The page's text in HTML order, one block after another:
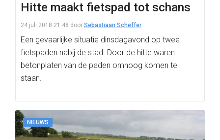
Hitte maakt fietspad tot schans
24 juli 2018 21:48 door Sebastiaan Scheffer
Een gevaarlijke situatie dinsdagavond op twee
fietspaden nabij de stad. Door de hitte waren
betonplaten van de paden omhoog komen te
staan.
NIEUWS